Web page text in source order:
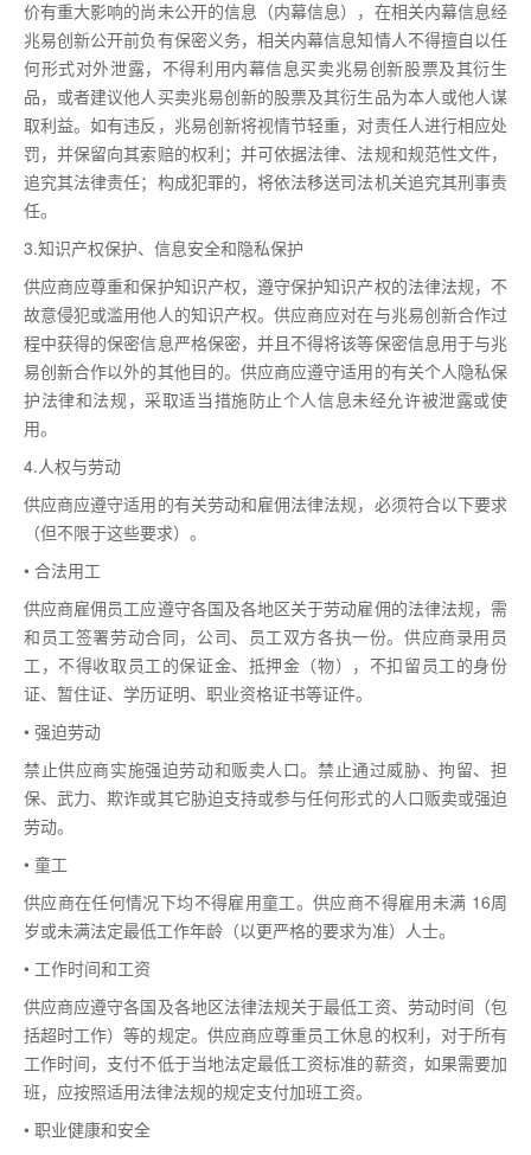
价有重大影响的尚未公开的信息（内幕信息），在相关内幕信息经
兆易创新公开前负有保密义务，相关内幕信息知情人不得擅自以任
何形式对外泄露，不得利用内幕信息买卖兆易创新股票及其衍生
品，或者建议他人买卖兆易创新的股票及其衍生品为本人或他人谋
取利益。如有违反，兆易创新将视情节轻重，对责任人进行相应处
罚，并保留向其索赔的权利；并可依据法律、法规和规范性文件，
追究其法律责任；构成犯罪的，将依法移送司法机关追究其刑事责
任。
3.知识产权保护、信息安全和隐私保护
供应商应尊重和保护知识产权，遵守保护知识产权的法律法规，不
故意侵犯或滥用他人的知识产权。供应商应对在与兆易创新合作过
程中获得的保密信息严格保密，并且不得将该等保密信息用于与兆
易创新合作以外的其他目的。供应商应遵守适用的有关个人隐私保
护法律和法规，采取适当措施防止个人信息未经允许被泄露或使
用。
4.人权与劳动
供应商应遵守适用的有关劳动和雇佣法律法规，必须符合以下要求
（但不限于这些要求）。
• 合法用工
供应商雇佣员工应遵守各国及各地区关于劳动雇佣的法律法规，需
和员工签署劳动合同，公司、员工双方各执一份。供应商录用员
工，不得收取员工的保证金、抵押金（物），不扣留员工的身份
证、暂住证、学历证明、职业资格证书等证件。
• 强迫劳动
禁止供应商实施强迫劳动和贩卖人口。禁止通过威胁、拘留、担
保、武力、欺诈或其它胁迫支持或参与任何形式的人口贩卖或强迫
劳动。
• 童工
供应商在任何情况下均不得雇用童工。供应商不得雇用未满 16周
岁或未满法定最低工作年龄（以更严格的要求为准）人士。
• 工作时间和工资
供应商应遵守各国及各地区法律法规关于最低工资、劳动时间（包
括超时工作）等的规定。供应商应尊重员工休息的权利，对于所有
工作时间，支付不低于当地法定最低工资标准的薪资，如果需要加
班，应按照适用法律法规的规定支付加班工资。
• 职业健康和安全